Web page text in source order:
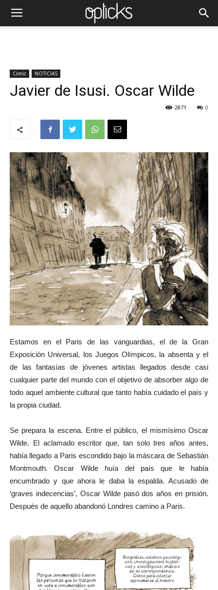
Cómic NOTICIAS
Javier de Isusi. Oscar Wilde
0
2871
Estamos en el Paris de las vanguardias, el de la Gran
Exposición Universal, los Juegos Olímpicos, la absenta y el
de las fantasías de jóvenes artistas llegados desde casi
cualquier parte del mundo con el objetivo de absorber algo de
todo aquel ambiente cultural que tanto había cuidado el país y
la propia ciudad.
Se prepara la escena. Entre el público, el mismísimo Oscar
Wilde. El aclamado escritor que, tan solo tres años antes,
había llegado a Paris escondido bajo la máscara de Sebastián
Montmouth. Oscar Wilde huía del país que le había
encumbrado y que ahora le daba la espalda. Acusado de
‘graves indecencias’, Oscar Wilde pasó dos años en prisión.
Después de aquello abandonó Londres camino a Paris.